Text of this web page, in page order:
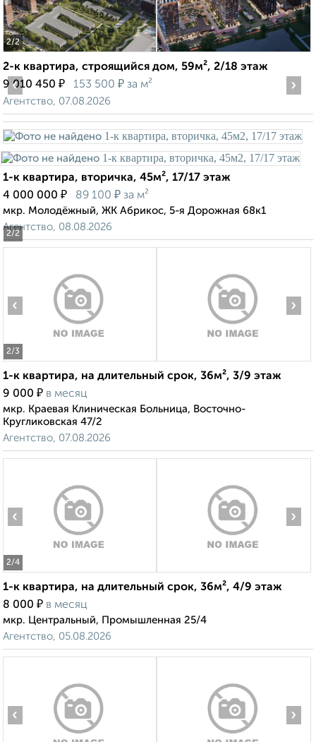
2/2
2-к квартира, строящийся дом, 59м², 2/18 этаж
9 010 450 ₽ 153 500 ₽ за м²
Агентство, 07.08.2026
2/2
‹ ›
1-к квартира, вторичка, 45м², 17/17 этаж
4 000 000 ₽ 89 100 ₽ за м²
мкр. Молодёжный, ЖК Абрикос, 5-я Дорожная 68к1
Агентство, 08.08.2026
2/3
‹ ›
1-к квартира, на длительный срок, 36м², 3/9 этаж
9 000 ₽ в месяц
мкр. Краевая Клиническая Больница, Восточно-
Кругликовская 47/2
Агентство, 07.08.2026
2/4
‹ ›
1-к квартира, на длительный срок, 36м², 4/9 этаж
8 000 ₽ в месяц
мкр. Центральный, Промышленная 25/4
Агентство, 05.08.2026
‹ ›